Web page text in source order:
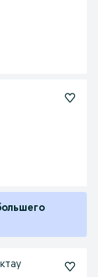
актау актау